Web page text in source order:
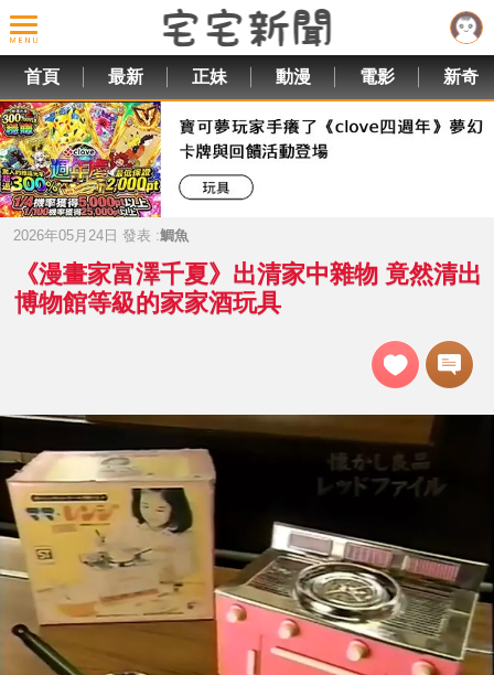
首頁 最新 正妹 動漫 電影 新奇
2026年05月24日 發表 :鯛魚
《漫畫家富澤千夏》出清家中雜物 竟然清出
博物館等級的家家酒玩具